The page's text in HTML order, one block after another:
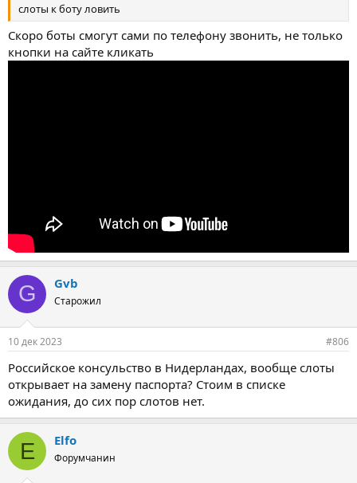
слоты к боту ловить
Скоро боты смогут сами по телефону звонить, не только
кнопки на сайте кликать
G Gvb
Старожил
10 дек 2023 #806
Российское консульство в Нидерландах, вообще слоты
открывает на замену паспорта? Стоим в списке
ожидания, до сих пор слотов нет.
E Elfo
Форумчанин